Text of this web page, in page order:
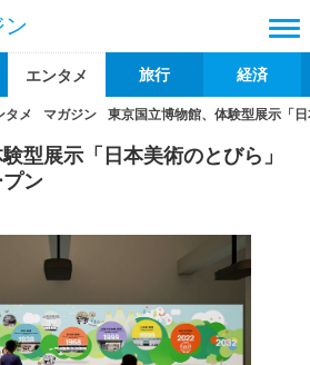
ン
エンタメ 旅行 経済
タメ マガジン 東京国立博物館、体験型展示「
型展示「日本美術のとびら」
ン